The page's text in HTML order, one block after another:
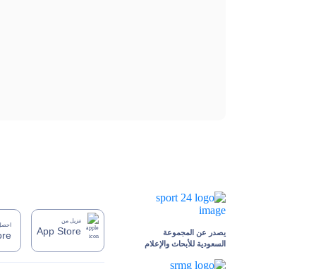
يصدر عن المجموعة
السعودية للأبحاث والإعلام
تنزيل من
App Store